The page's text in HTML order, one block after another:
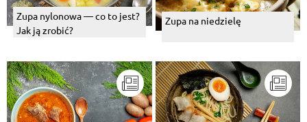
Zupa nylonowa — co to jest?
Jak ją zrobić?
Zupa na niedzielę